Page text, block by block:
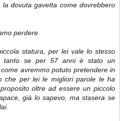
dovuta gavetta come dovrebbero
perdere.
statura, per lei vale lo stesso
tanto se per 57 anni è stato un
avremmo potuto pretendere in
che per lei le migliori parole le ha
oltre ad essere un piccolo
già lo sapevo, ma stasera se